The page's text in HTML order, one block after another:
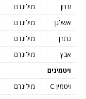
זרחן
מיליגרם
אשלגן
מיליגרם
נתרן
מיליגרם
אבץ
מיליגרם
ויטמינים
ויטמין C
מיליגרם